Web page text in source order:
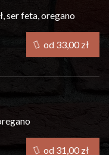
ser feta, oregano